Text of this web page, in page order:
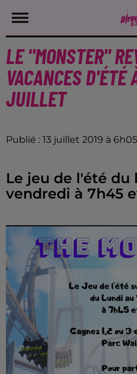
LE "MONSTER"
VACANCES D'ÉTÉ
JUILLET
Publié : 13 juillet 2019 à
Le jeu de l'été du
vendredi à 7h45